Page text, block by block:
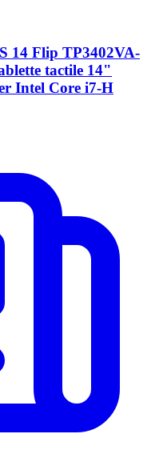
14 Flip TP3402VA-
tactile 14"
Intel Core i7-H